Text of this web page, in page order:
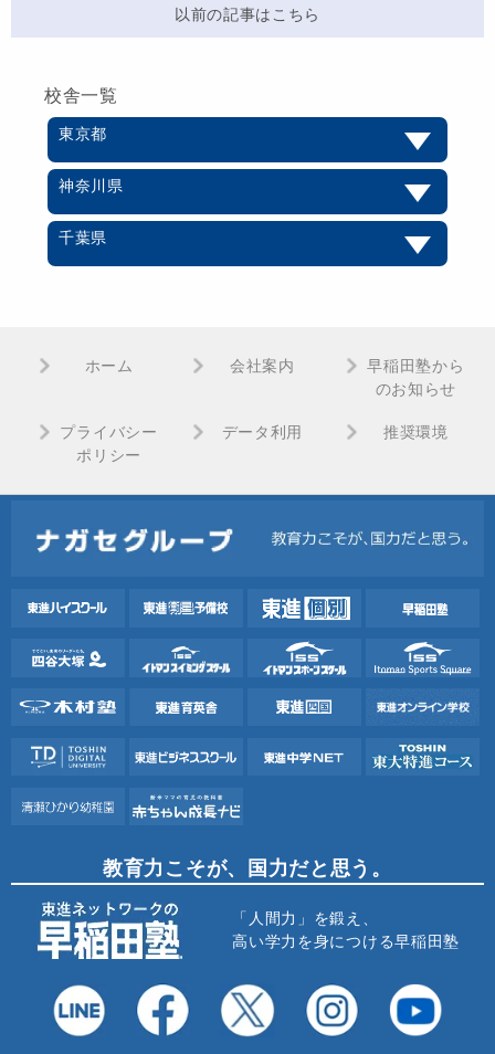
以前の記事はこちら
校舎一覧
東京都
神奈川県
千葉県
ホーム 会社案内
早稲田塾から
のお知らせ
プライバシー
ポリシー
データ利用 推奨環境
教育力こそが、国力だと思う。
「人間力」を鍛え、
高い学力を身につける早稲田塾